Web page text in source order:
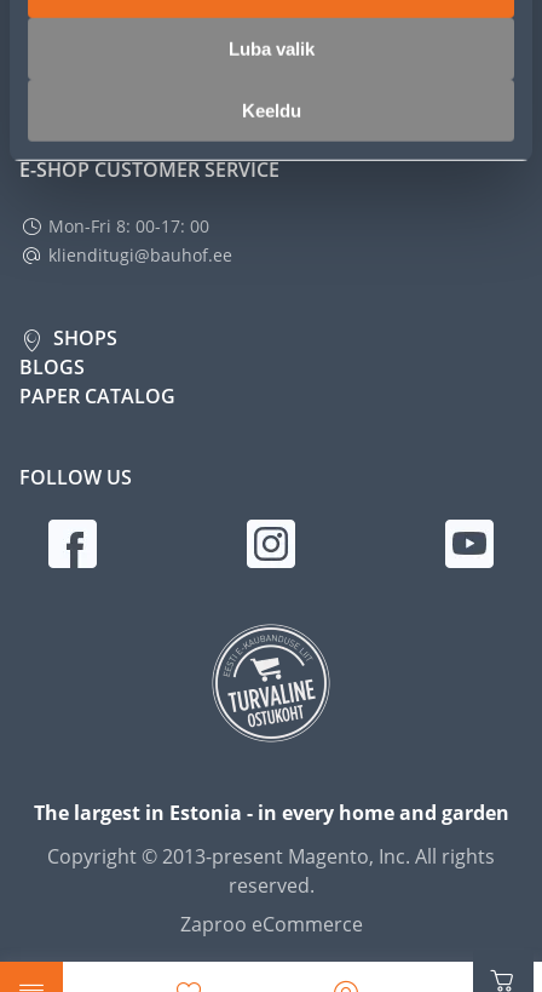
Luba valik
Keeldu
MASTERS CLUB
ABOUT
E-SHOP CUSTOMER SERVICE
Mon-Fri 8: 00-17: 00
klienditugi@bauhof.ee
SHOPS
BLOGS
PAPER CATALOG
FOLLOW US
The largest in Estonia - in every home and garden
Copyright © 2013-present Magento, Inc. All rights
reserved.
Zaproo eCommerce